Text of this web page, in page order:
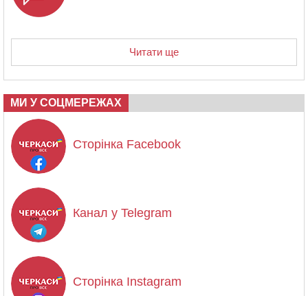
Читати ще
МИ У СОЦМЕРЕЖАХ
Сторінка Facebook
Канал у Telegram
Сторінка Instagram